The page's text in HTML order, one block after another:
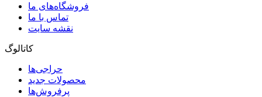
فروشگاه‌های ما
تماس با ما
نقشه سایت
کاتالوگ
حراجی‌ها
محصولات جدید
پرفروش‌ها